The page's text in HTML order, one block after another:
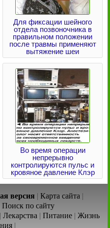
Для фиксации шейного
отдела позвоночника в
правильном положении
после травмы применяют
вытяжение шеи
Во время операции
непрерывно
контролируются пульс и
кровяное давление Клэр
версия | Карта сайта |
Поиск по сайту
| Лекарства | Питание | Жизнь
|